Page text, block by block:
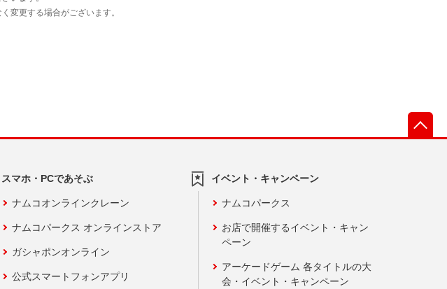
スマホ・PCであそぶ
ナムコオンラインクレーン
ナムコパークス オンラインストア
ガシャポンオンライン
公式スマートフォンアプリ
イベント・キャンペーン
ナムコパークス
お店で開催するイベント・キャン
ペーン
アーケードゲーム 各タイトルの大
会・イベント・キャンペーン